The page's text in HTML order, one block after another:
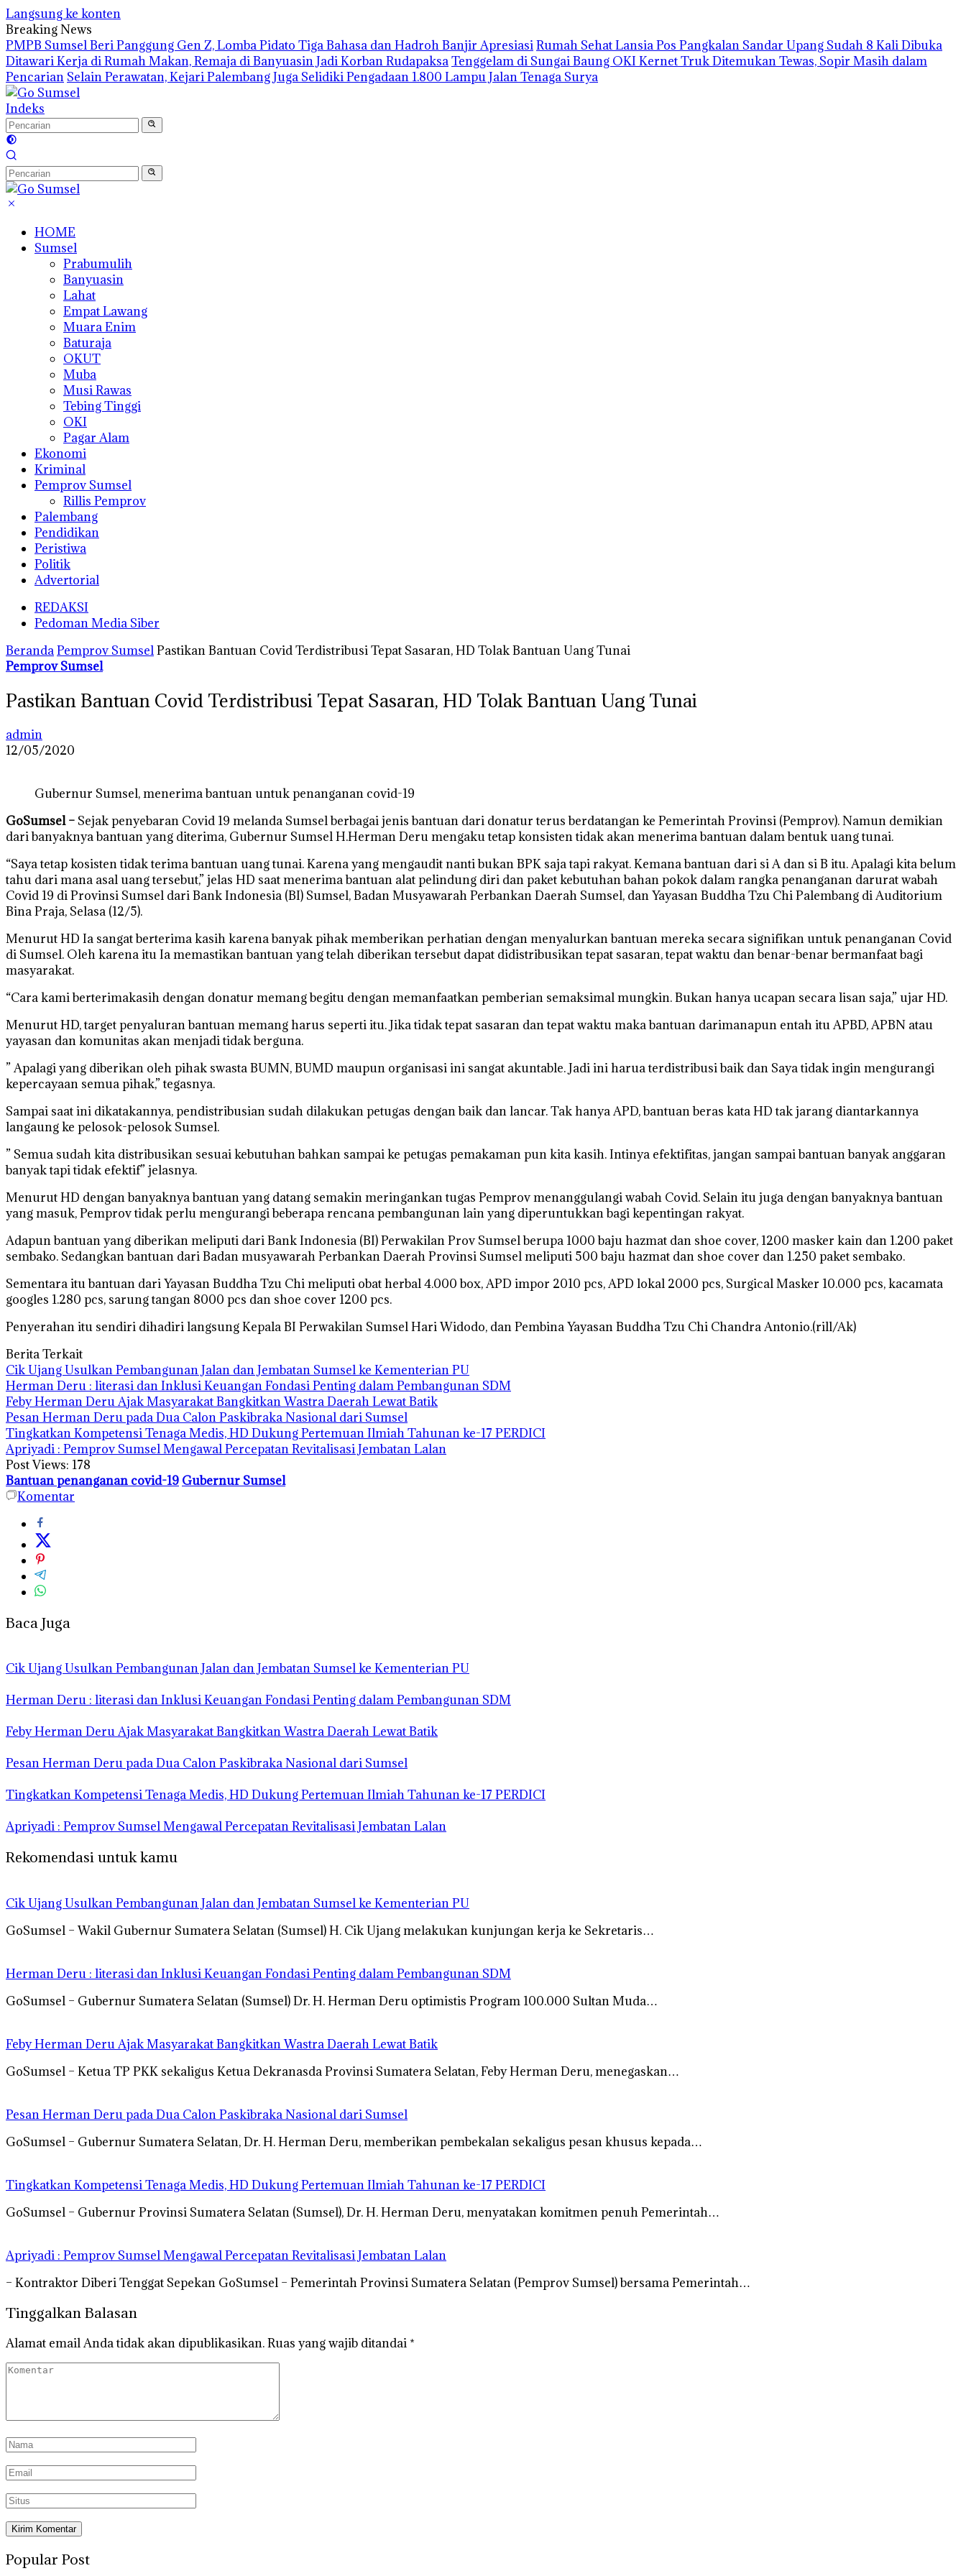
Langsung ke konten
Breaking News
PMPB Sumsel Beri Panggung Gen Z, Lomba Pidato Tiga Bahasa dan Hadroh Banjir ApresiasiRumah Sehat Lansia Pos Pangkalan Sandar Upang Sudah 8 Kali Dibuka
Ditawari Kerja di Rumah Makan, Remaja di Banyuasin Jadi Korban RudapaksaTenggelam di Sungai Baung OKI Kernet Truk Ditemukan Tewas, Sopir Masih dalam
Pencarian Selain Perawatan, Kejari Palembang Juga Selidiki Pengadaan 1.800 Lampu Jalan Tenaga Surya
Indeks
HOME
Sumsel
Prabumulih
Banyuasin
Lahat
Empat Lawang
Muara Enim
Baturaja
OKUT
Muba
Musi Rawas
Tebing Tinggi
OKI
Pagar Alam
Ekonomi
Kriminal
Pemprov Sumsel
Rillis Pemprov
Palembang
Pendidikan
Peristiwa
Politik
Advertorial
REDAKSI
Pedoman Media Siber
BerandaPemprov SumselPastikan Bantuan Covid Terdistribusi Tepat Sasaran, HD Tolak Bantuan Uang Tunai
Pemprov Sumsel
Pastikan Bantuan Covid Terdistribusi Tepat Sasaran, HD Tolak Bantuan Uang Tunai
admin
12/05/2020
Gubernur Sumsel, menerima bantuan untuk penanganan covid-19
GoSumsel – Sejak penyebaran Covid 19 melanda Sumsel berbagai jenis bantuan dari donatur terus berdatangan ke Pemerintah Provinsi (Pemprov). Namun demikian
dari banyaknya bantuan yang diterima, Gubernur Sumsel H.Herman Deru mengaku tetap konsisten tidak akan menerima bantuan dalam bentuk uang tunai.
“Saya tetap kosisten tidak terima bantuan uang tunai. Karena yang mengaudit nanti bukan BPK saja tapi rakyat. Kemana bantuan dari si A dan si B itu. Apalagi kita belum
tahu dari mana asal uang tersebut,” jelas HD saat menerima bantuan alat pelindung diri dan paket kebutuhan bahan pokok dalam rangka penanganan darurat wabah
Covid 19 di Provinsi Sumsel dari Bank Indonesia (BI) Sumsel, Badan Musyawarah Perbankan Daerah Sumsel, dan Yayasan Buddha Tzu Chi Palembang di Auditorium
Bina Praja, Selasa (12/5).
Menurut HD Ia sangat berterima kasih karena banyak pihak memberikan perhatian dengan menyalurkan bantuan mereka secara signifikan untuk penanganan Covid
di Sumsel. Oleh karena itu Ia memastikan bantuan yang telah diberikan tersebut dapat didistribusikan tepat sasaran, tepat waktu dan benar-benar bermanfaat bagi
masyarakat.
“Cara kami berterimakasih dengan donatur memang begitu dengan memanfaatkan pemberian semaksimal mungkin. Bukan hanya ucapan secara lisan saja,” ujar HD.
Menurut HD, target penyaluran bantuan memang harus seperti itu. Jika tidak tepat sasaran dan tepat waktu maka bantuan darimanapun entah itu APBD, APBN atau
yayasan dan komunitas akan menjadi tidak berguna.
” Apalagi yang diberikan oleh pihak swasta BUMN, BUMD maupun organisasi ini sangat akuntable. Jadi ini harua terdistribusi baik dan Saya tidak ingin mengurangi
kepercayaan semua pihak,” tegasnya.
Sampai saat ini dikatakannya, pendistribusian sudah dilakukan petugas dengan baik dan lancar. Tak hanya APD, bantuan beras kata HD tak jarang diantarkannya
langaung ke pelosok-pelosok Sumsel.
” Semua sudah kita distribusikan sesuai kebutuhan bahkan sampai ke petugas pemakaman pun kita kasih. Intinya efektifitas, jangan sampai bantuan banyak anggaran
banyak tapi tidak efektif” jelasnya.
Menurut HD dengan banyaknya bantuan yang datang semakin meringankan tugas Pemprov menanggulangi wabah Covid. Selain itu juga dengan banyaknya bantuan
yang masuk, Pemprov tidak perlu mengurangi beberapa rencana pembangunan lain yang diperuntukkan bagi kepentingan rakyat.
Adapun bantuan yang diberikan meliputi dari Bank Indonesia (BI) Perwakilan Prov Sumsel berupa 1000 baju hazmat dan shoe cover, 1200 masker kain dan 1.200 paket
sembako. Sedangkan bantuan dari Badan musyawarah Perbankan Daerah Provinsi Sumsel meliputi 500 baju hazmat dan shoe cover dan 1.250 paket sembako.
Sementara itu bantuan dari Yayasan Buddha Tzu Chi meliputi obat herbal 4.000 box, APD impor 2010 pcs, APD lokal 2000 pcs, Surgical Masker 10.000 pcs, kacamata
googles 1.280 pcs, sarung tangan 8000 pcs dan shoe cover 1200 pcs.
Penyerahan itu sendiri dihadiri langsung Kepala BI Perwakilan Sumsel Hari Widodo, dan Pembina Yayasan Buddha Tzu Chi Chandra Antonio.(rill/Ak)
Berita Terkait
Cik Ujang Usulkan Pembangunan Jalan dan Jembatan Sumsel ke Kementerian PU
Herman Deru : literasi dan Inklusi Keuangan Fondasi Penting dalam Pembangunan SDM
Feby Herman Deru Ajak Masyarakat Bangkitkan Wastra Daerah Lewat Batik
Pesan Herman Deru pada Dua Calon Paskibraka Nasional dari Sumsel
Tingkatkan Kompetensi Tenaga Medis, HD Dukung Pertemuan Ilmiah Tahunan ke-17 PERDICI
Apriyadi : Pemprov Sumsel Mengawal Percepatan Revitalisasi Jembatan Lalan
Post Views: 178
Bantuan penanganan covid-19 Gubernur Sumsel
Komentar
Baca Juga
Cik Ujang Usulkan Pembangunan Jalan dan Jembatan Sumsel ke Kementerian PU
Herman Deru : literasi dan Inklusi Keuangan Fondasi Penting dalam Pembangunan SDM
Feby Herman Deru Ajak Masyarakat Bangkitkan Wastra Daerah Lewat Batik
Pesan Herman Deru pada Dua Calon Paskibraka Nasional dari Sumsel
Tingkatkan Kompetensi Tenaga Medis, HD Dukung Pertemuan Ilmiah Tahunan ke-17 PERDICI
Apriyadi : Pemprov Sumsel Mengawal Percepatan Revitalisasi Jembatan Lalan
Rekomendasi untuk kamu
Cik Ujang Usulkan Pembangunan Jalan dan Jembatan Sumsel ke Kementerian PU
GoSumsel – Wakil Gubernur Sumatera Selatan (Sumsel) H. Cik Ujang melakukan kunjungan kerja ke Sekretaris…
Herman Deru : literasi dan Inklusi Keuangan Fondasi Penting dalam Pembangunan SDM
GoSumsel – Gubernur Sumatera Selatan (Sumsel) Dr. H. Herman Deru optimistis Program 100.000 Sultan Muda…
Feby Herman Deru Ajak Masyarakat Bangkitkan Wastra Daerah Lewat Batik
GoSumsel – Ketua TP PKK sekaligus Ketua Dekranasda Provinsi Sumatera Selatan, Feby Herman Deru, menegaskan…
Pesan Herman Deru pada Dua Calon Paskibraka Nasional dari Sumsel
GoSumsel – Gubernur Sumatera Selatan, Dr. H. Herman Deru, memberikan pembekalan sekaligus pesan khusus kepada…
Tingkatkan Kompetensi Tenaga Medis, HD Dukung Pertemuan Ilmiah Tahunan ke-17 PERDICI
GoSumsel – Gubernur Provinsi Sumatera Selatan (Sumsel), Dr. H. Herman Deru, menyatakan komitmen penuh Pemerintah…
Apriyadi : Pemprov Sumsel Mengawal Percepatan Revitalisasi Jembatan Lalan
– Kontraktor Diberi Tenggat Sepekan GoSumsel – Pemerintah Provinsi Sumatera Selatan (Pemprov Sumsel) bersama Pemerintah…
Tinggalkan Balasan
Alamat email Anda tidak akan dipublikasikan.Ruas yang wajib ditandai *
Popular Post